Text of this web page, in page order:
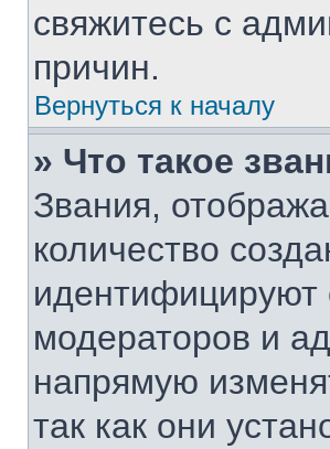
свяжитесь с
причин.
Вернуться к началу
» Что такое
Звания,
количество
идентифицируют
модераторов и
напрямую
так как они